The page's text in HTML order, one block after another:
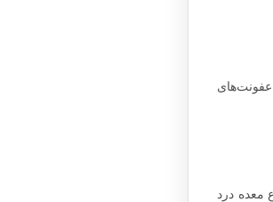
عفونت‌های
معده درد